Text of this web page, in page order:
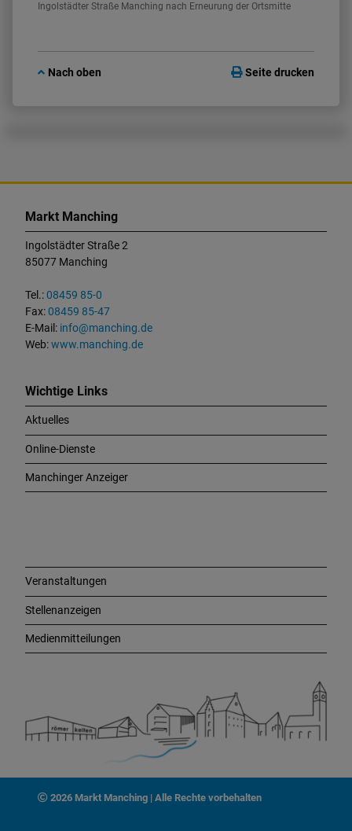
Ingolstädter Straße Manching nach Erneurung der Ortsmitte
Nach oben Seite drucken
Markt Manching
Ingolstädter Straße 2
85077 Manching
Tel.:08459 85-0
Fax:08459 85-47
E-Mail: info@manching.de
Web:www.manching.de
Wichtige Links
Aktuelles
Online-Dienste
Manchinger Anzeiger
Veranstaltungen
Stellenanzeigen
Medienmitteilungen
2026 Markt Manching | Alle Rechte vorbehalten